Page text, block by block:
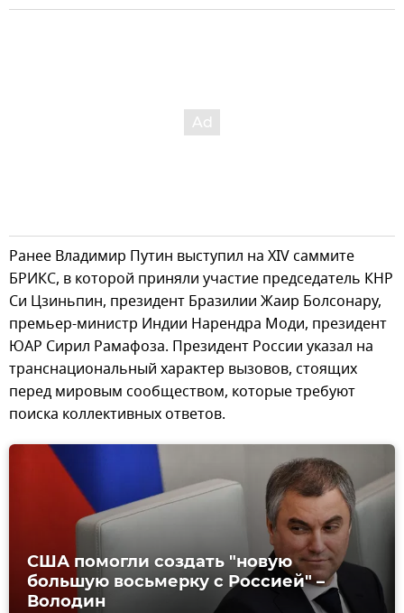
Ранее Владимир Путин выступил на XIV саммите
БРИКС, в которой приняли участие председатель КНР
Си Цзиньпин, президент Бразилии Жаир Болсонару,
премьер-министр Индии Нарендра Моди, президент
ЮАР Сирил Рамафоза. Президент России указал на
транснациональный характер вызовов, стоящих
перед мировым сообществом, которые требуют
поиска коллективных ответов.
США помогли создать "новую
большую восьмерку с Россией" –
Володин